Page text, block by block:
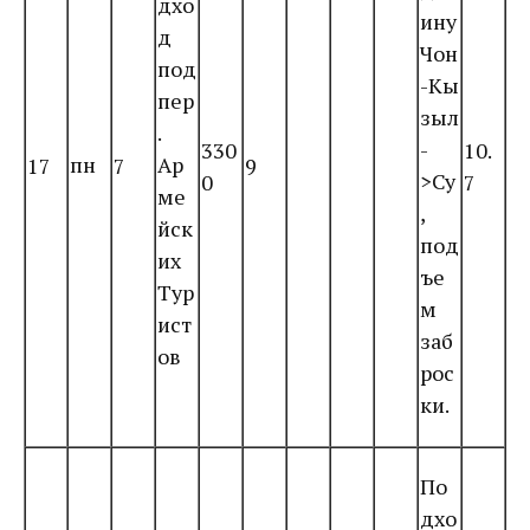
17 пн 7
д
под
пер
.
Ар
ме
йск
их
Тур
ист
ов
330
0
9
ину
Чон
-Кы
зыл
-
>Су
,
под
ъе
м
заб
рос
ки.
10.
7
По
дхо